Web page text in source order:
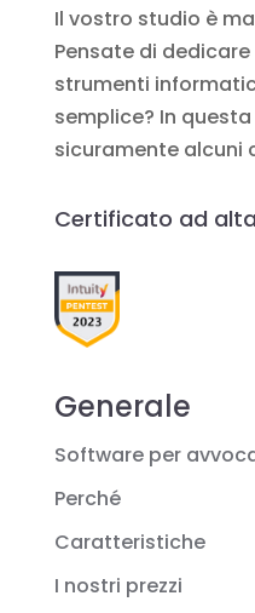
Il vostro studio è
Pensate di
strumenti
semplice? In
sicuramente alcuni
Certificato ad
Generale
Software per
Perché
Caratteristiche
I nostri prezzi